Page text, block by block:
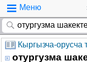
Меню
Кыргызча-орусча
отургузма